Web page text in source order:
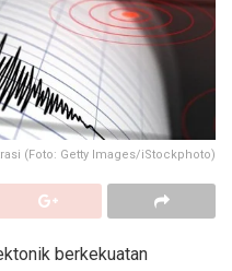
(Foto: Getty Images/iStockphoto)
berkekuatan